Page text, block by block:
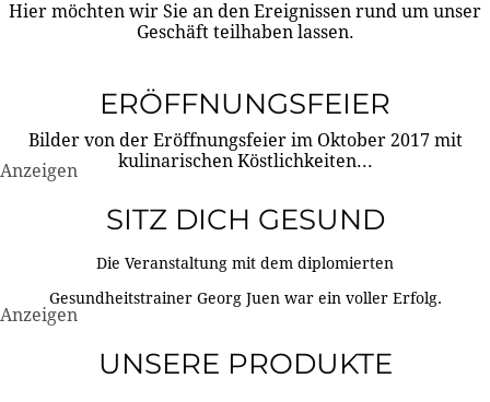
Hier möchten wir Sie an den Ereignissen rund um unser
Geschäft teilhaben lassen.
ERÖFFNUNGSFEIER
Bilder von der Eröffnungsfeier im Oktober 2017 mit
kulinarischen Köstlichkeiten...
Anzeigen
SITZ DICH GESUND
Die Veranstaltung mit dem diplomierten
Gesundheitstrainer Georg Juen war ein voller Erfolg.
Anzeigen
UNSERE PRODUKTE